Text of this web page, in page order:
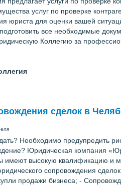
услуг по проверке
юриста для оценки вашей
все необходимые
Коллегию за
сделок в
Необходимо предупредить
Юридическая компания
высокую квалификацию и
сопровождения
продажи бизнеса; -